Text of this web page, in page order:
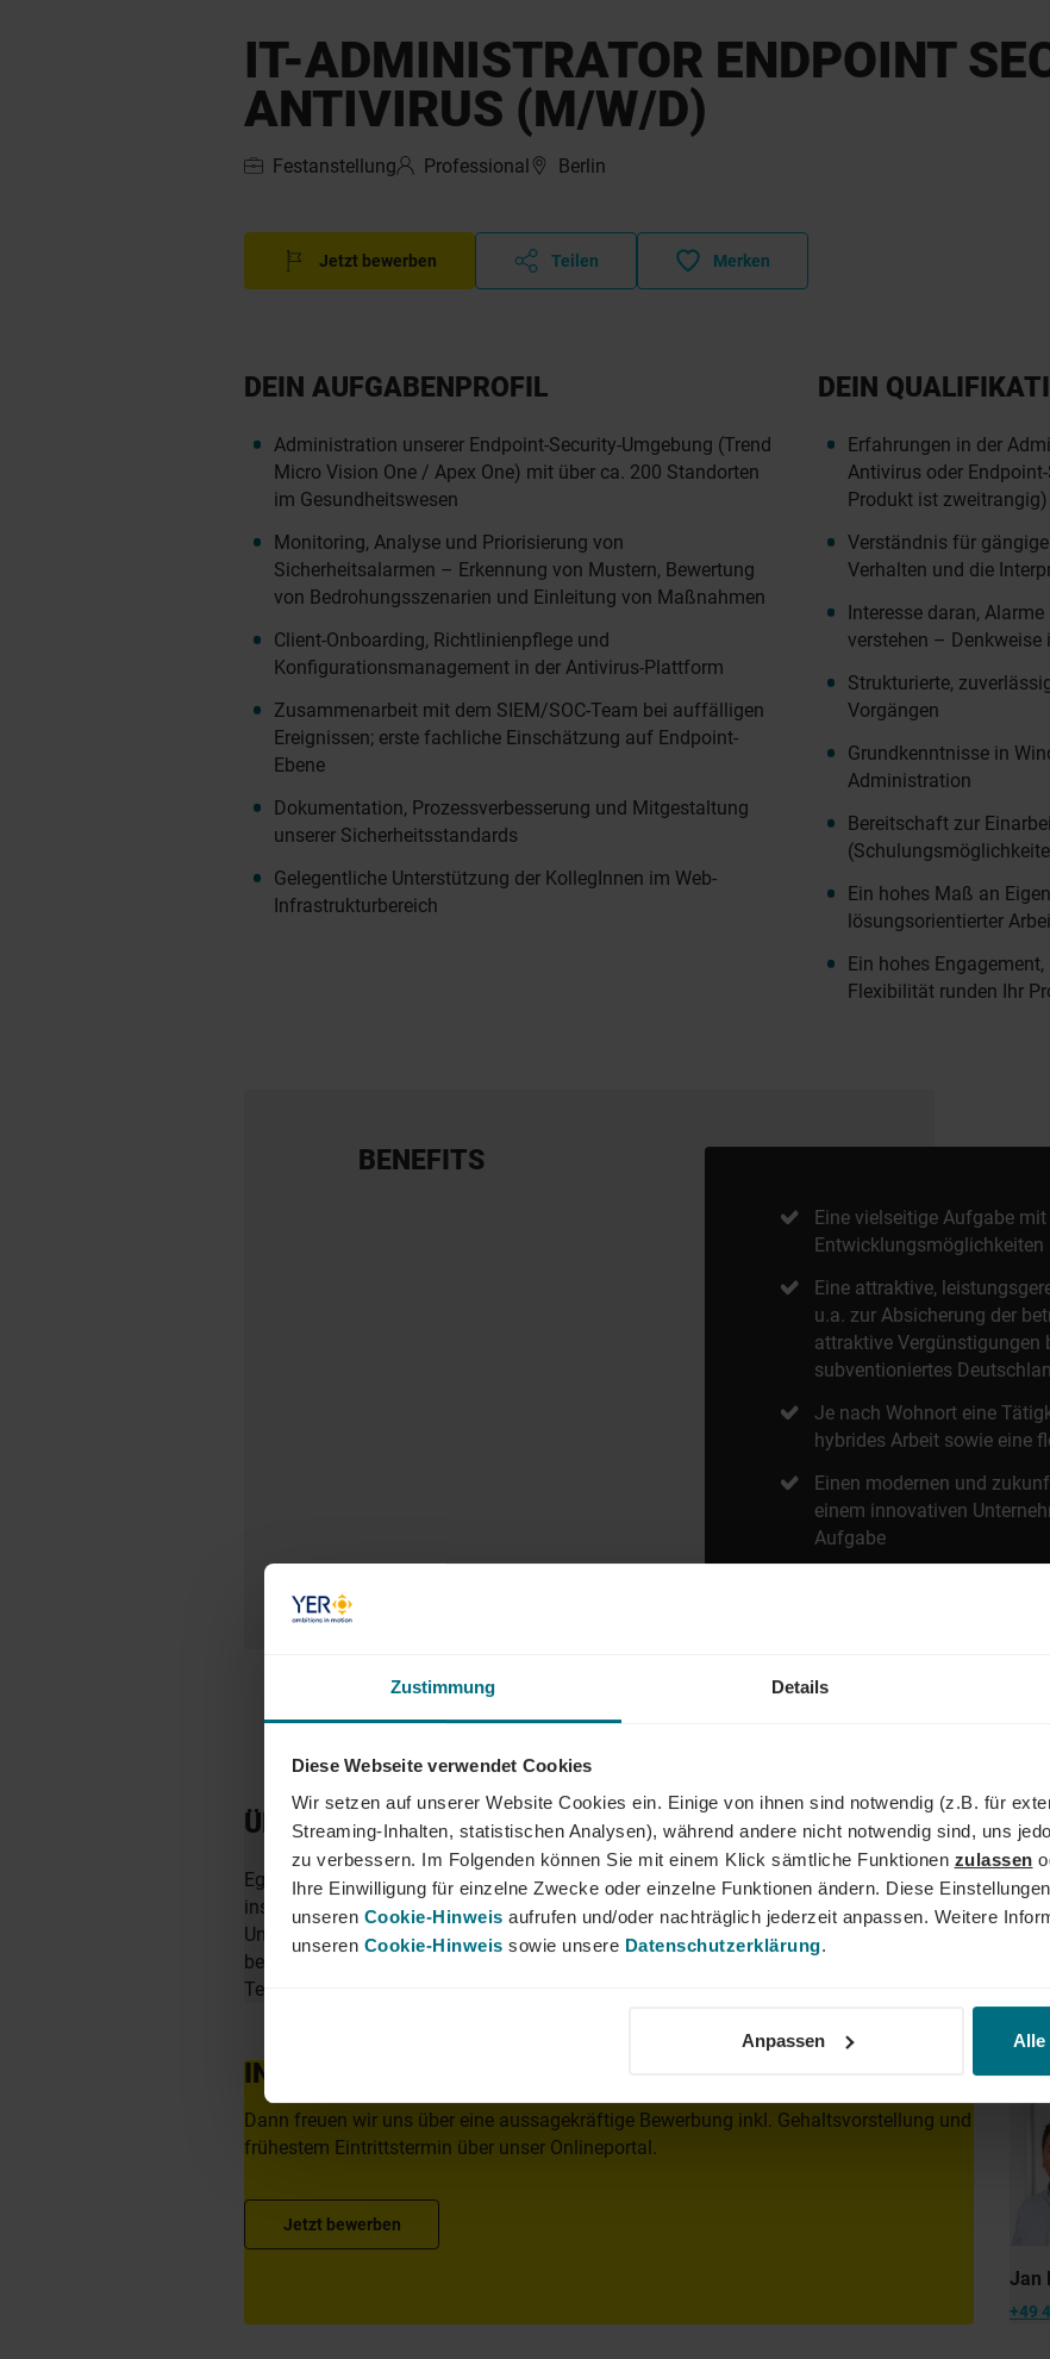
Zustimmung Details
Diese Webseite verwendet Cookies
Wir setzen auf unserer Website Cookies ein. Einige von ihnen sind notwendig (z.B. für
Streaming-Inhalten, statistischen Analysen), während andere nicht notwendig sind, uns
zu verbessern. Im Folgenden können Sie mit einem Klick sämtliche Funktionen zulassen
Ihre Einwilligung für einzelne Zwecke oder einzelne Funktionen ändern. Diese
unseren Cookie-Hinweis aufrufen und/oder nachträglich jederzeit anpassen. Weitere
unseren Cookie-Hinweis sowie unsere Datenschutzerklärung.
Anpassen Alle
IT-ADMINISTRATOR ENDPOINT
ANTIVIRUS (M/W/D)
Festanstellung Professional Berlin
Jetzt bewerben Teilen Merken
DEIN AUFGABENPROFIL
Administration unserer Endpoint-Security-Umgebung (Trend
Micro Vision One / Apex One) mit über ca. 200 Standorten
im Gesundheitswesen
Monitoring, Analyse und Priorisierung von
Sicherheitsalarmen – Erkennung von Mustern, Bewertung
von Bedrohungsszenarien und Einleitung von Maßnahmen
Client-Onboarding, Richtlinienpflege und
Konfigurationsmanagement in der Antivirus-Plattform
Zusammenarbeit mit dem SIEM/SOC-Team bei auffälligen
Ereignissen; erste fachliche Einschätzung auf Endpoint-
Ebene
Dokumentation, Prozessverbesserung und Mitgestaltung
unserer Sicherheitsstandards
Gelegentliche Unterstützung der KollegInnen im Web-
Infrastrukturbereich
DEIN
Erfahrungen in der
Antivirus oder
Produkt ist zweitrangig)
Verständnis für
Verhalten und die
Interesse daran,
verstehen –
Strukturierte,
Vorgängen
Grundkenntnisse in
Administration
Bereitschaft zur
Ein hohes Maß an
lösungsorientierter
Ein hohes
Flexibilität runden Ihr
BENEFITS
Eine vielseitige Aufgabe
Entwicklungsmöglichkeiten
Eine attraktive,
u.a. zur Absicherung der
attraktive Vergünstigungen
subventioniertes
Je nach Wohnort eine
hybrides Arbeit sowie eine
Einen modernen und
einem innovativen
Aufgabe
sowie ein angenehmes
ÜBER YER DEUTSCHLAND
Egal ob als Junior, Professional oder Führungskraft: Wir begleiten den gesamten Karriereweg.
insbesondere in den Bereichen Mobility, Tech und Energy. Unser Ziel ist es dabei stets, das
Unternehmen zu finden. Als Teil der YER Group wächst unser Angebot an internationalen
berufliche Perspektiven über Ländergrenzen hinweg. Ob im Einsatz bei einem renommierten
Team von YER - bei uns beginnt der Weg zum Traumjob!
INTERESSIERT?
Dann freuen wir uns über eine aussagekräftige Bewerbung inkl. Gehaltsvorstellung und
frühestem Eintrittstermin über unser Onlineportal.
Jetzt bewerben
Jan
+49